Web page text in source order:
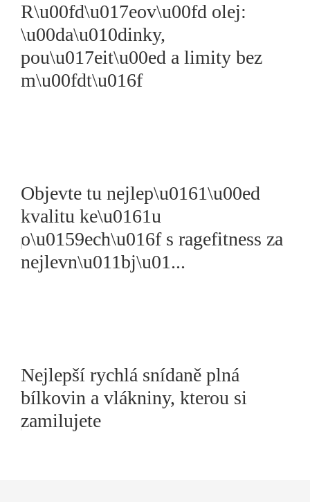
R\u00fd\u017eov\u00fd olej:
\u00da\u010dinky,
pou\u017eit\u00ed a limity bez
m\u00fdt\u016f
Objevte tu nejlep\u0161\u00ed
kvalitu ke\u0161u
o\u0159ech\u016f s ragefitness za
nejlevn\u011bj\u01...
Nejlepší rychlá snídaně plná
bílkovin a vlákniny, kterou si
zamilujete